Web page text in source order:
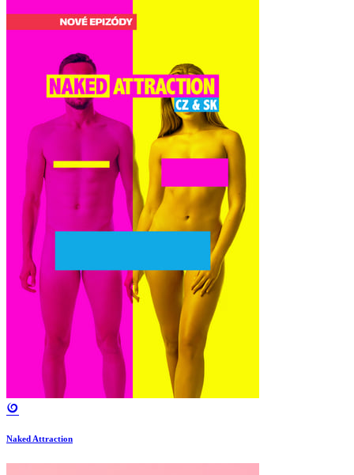
Naked Attraction